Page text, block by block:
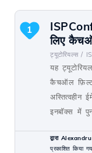
लिए
ट्यूटोरियल्स /
यह
कैचऑल
इनबॉक्स में
1
द्वारा
प्रकाशित किया